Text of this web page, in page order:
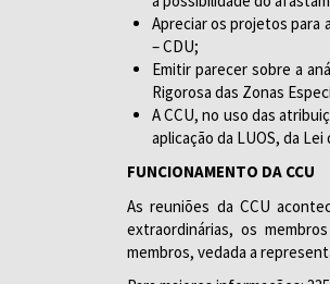
Apreciar os projetos para
– CDU;
Emitir parecer sobre a
Rigorosa das Zonas
A CCU, no uso das
aplicação da LUOS, da
FUNCIONAMENTO DA CCU
As reuniões da CCU
extraordinárias, os
membros, vedada a